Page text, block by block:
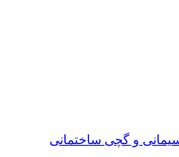
و گچی ساختمانی